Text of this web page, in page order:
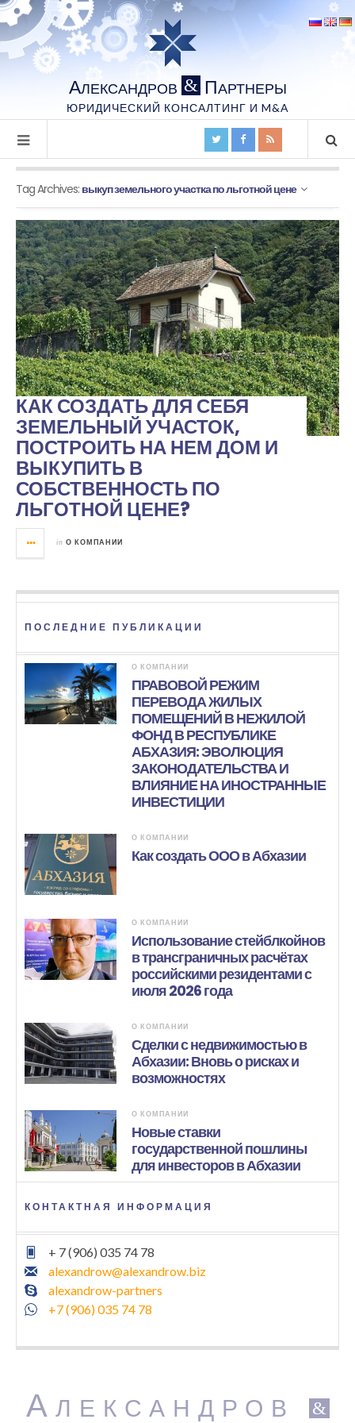
АЛЕКСАНДРОВ & ПАРТНЕРЫ
ЮРИДИЧЕСКИЙ КОНСАЛТИНГ И M&A
Tag Archives: выкуп земельного участка по льготной цене
КАК СОЗДАТЬ ДЛЯ СЕБЯ
ЗЕМЕЛЬНЫЙ УЧАСТОК,
ПОСТРОИТЬ НА НЕМ ДОМ И
ВЫКУПИТЬ В
СОБСТВЕННОСТЬ ПО
ЛЬГОТНОЙ ЦЕНЕ?
in О КОМПАНИИ
ПОСЛЕДНИЕ ПУБЛИКАЦИИ
О КОМПАНИИ
ПРАВОВОЙ РЕЖИМ
ПЕРЕВОДА ЖИЛЫХ
ПОМЕЩЕНИЙ В НЕЖИЛОЙ
ФОНД В РЕСПУБЛИКЕ
АБХАЗИЯ: ЭВОЛЮЦИЯ
ЗАКОНОДАТЕЛЬСТВА И
ВЛИЯНИЕ НА ИНОСТРАННЫЕ
ИНВЕСТИЦИИ
О КОМПАНИИ
Как создать ООО в Абхазии
О КОМПАНИИ
Использование стейблкойнов
в трансграничных расчётах
российскими резидентами с
июля 2026 года
О КОМПАНИИ
Сделки с недвижимостью в
Абхазии: Вновь о рисках и
возможностях
О КОМПАНИИ
Новые ставки
государственной пошлины
для инвесторов в Абхазии
КОНТАКТНАЯ ИНФОРМАЦИЯ
+ 7 (906) 035 74 78
alexandrow@alexandrow.biz
alexandrow-partners
+7 (906) 035 74 78
А ЛЕКСАНДРОВ &